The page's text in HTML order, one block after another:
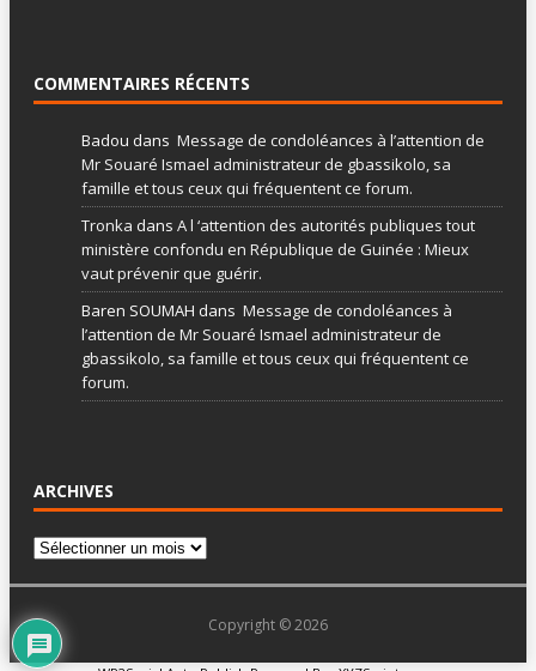
COMMENTAIRES RÉCENTS
Badou dans Message de condoléances à l’attention de
Mr Souaré Ismael administrateur de gbassikolo, sa
famille et tous ceux qui fréquentent ce forum.
Tronka dans A l ‘attention des autorités publiques tout
ministère confondu en République de Guinée : Mieux
vaut prévenir que guérir.
Baren SOUMAH dans Message de condoléances à
l’attention de Mr Souaré Ismael administrateur de
gbassikolo, sa famille et tous ceux qui fréquentent ce
forum.
ARCHIVES
Copyright © 2026